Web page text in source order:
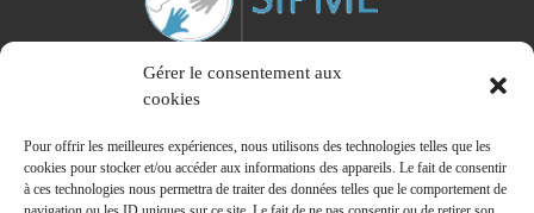
Gérer le consentement aux
cookies
Pour offrir les meilleures expériences, nous utilisons des technologies telles que les
cookies pour stocker et/ou accéder aux informations des appareils. Le fait de consentir
à ces technologies nous permettra de traiter des données telles que le comportement de
Membre du Syndicat Interprofessionnel des Praticiens de la Médiation Equine